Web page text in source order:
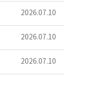
2026.07.10
2026.07.10
2026.07.10